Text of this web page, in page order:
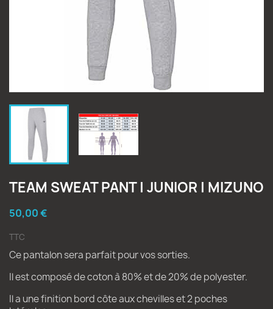
TEAM SWEAT PANT | JUNIOR | MIZUNO
50,00 €
TTC
Ce pantalon sera parfait pour vos sorties.
Il est composé de coton à 80% et de 20% de polyester.
Il a une finition bord côte aux chevilles et 2 poches